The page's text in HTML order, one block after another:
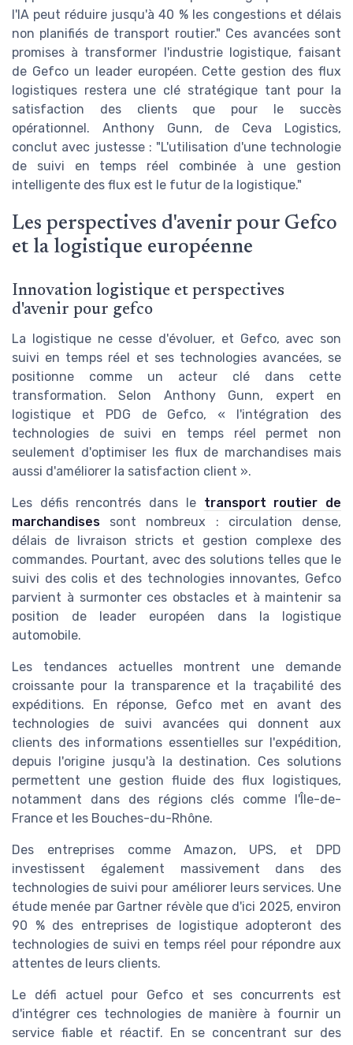
l'IA peut réduire jusqu'à 40 % les congestions et délais
non planifiés de transport routier." Ces avancées sont
promises à transformer l'industrie logistique, faisant
de Gefco un leader européen. Cette gestion des flux
logistiques restera une clé stratégique tant pour la
satisfaction des clients que pour le succès
opérationnel. Anthony Gunn, de Ceva Logistics,
conclut avec justesse : "L'utilisation d'une technologie
de suivi en temps réel combinée à une gestion
intelligente des flux est le futur de la logistique."
Les perspectives d'avenir pour Gefco
et la logistique européenne
Innovation logistique et perspectives
d'avenir pour gefco
La logistique ne cesse d'évoluer, et Gefco, avec son
suivi en temps réel et ses technologies avancées, se
positionne comme un acteur clé dans cette
transformation. Selon Anthony Gunn, expert en
logistique et PDG de Gefco, « l'intégration des
technologies de suivi en temps réel permet non
seulement d'optimiser les flux de marchandises mais
aussi d'améliorer la satisfaction client ».
Les défis rencontrés dans le transport routier de
marchandises sont nombreux : circulation dense,
délais de livraison stricts et gestion complexe des
commandes. Pourtant, avec des solutions telles que le
suivi des colis et des technologies innovantes, Gefco
parvient à surmonter ces obstacles et à maintenir sa
position de leader européen dans la logistique
automobile.
Les tendances actuelles montrent une demande
croissante pour la transparence et la traçabilité des
expéditions. En réponse, Gefco met en avant des
technologies de suivi avancées qui donnent aux
clients des informations essentielles sur l'expédition,
depuis l'origine jusqu'à la destination. Ces solutions
permettent une gestion fluide des flux logistiques,
notamment dans des régions clés comme l'Île-de-
France et les Bouches-du-Rhône.
Des entreprises comme Amazon, UPS, et DPD
investissent également massivement dans des
technologies de suivi pour améliorer leurs services. Une
étude menée par Gartner révèle que d'ici 2025, environ
90 % des entreprises de logistique adopteront des
technologies de suivi en temps réel pour répondre aux
attentes de leurs clients.
Le défi actuel pour Gefco et ses concurrents est
d'intégrer ces technologies de manière à fournir un
service fiable et réactif. En se concentrant sur des